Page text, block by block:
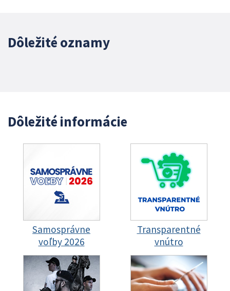
Dôležité oznamy
Dôležité informácie
Samosprávne
voľby 2026
Transparentné
vnútro